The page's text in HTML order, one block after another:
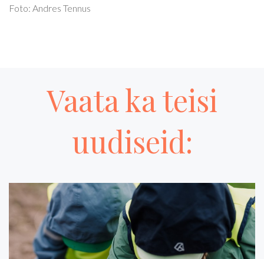
Foto: Andres Tennus
Vaata ka teisi
uudiseid: